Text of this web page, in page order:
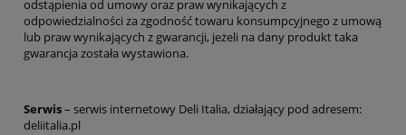
odstąpienia od umowy oraz praw wynikających z
odpowiedzialności za zgodność towaru konsumpcyjnego z umową
lub praw wynikających z gwarancji, jeżeli na dany produkt taka
gwarancja została wystawiona.
Serwis– serwis internetowy Deli Italia, działający pod adresem:
deliitalia.pl